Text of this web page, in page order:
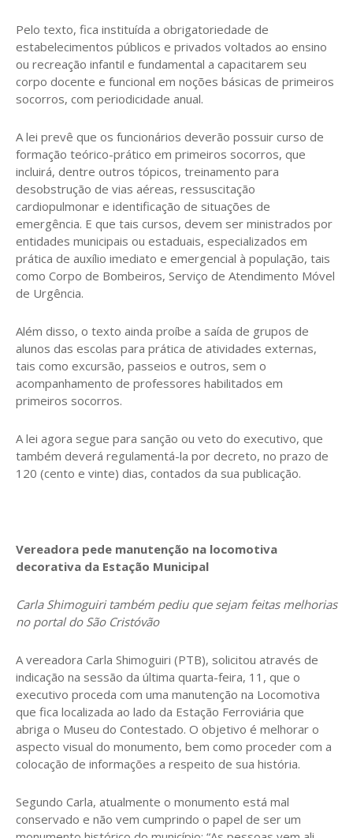
Pelo texto, fica instituída a obrigatoriedade de
estabelecimentos públicos e privados voltados ao ensino
ou recreação infantil e fundamental a capacitarem seu
corpo docente e funcional em noções básicas de primeiros
socorros, com periodicidade anual.
A lei prevê que os funcionários deverão possuir curso de
formação teórico-prático em primeiros socorros, que
incluirá, dentre outros tópicos, treinamento para
desobstrução de vias aéreas, ressuscitação
cardiopulmonar e identificação de situações de
emergência. E que tais cursos, devem ser ministrados por
entidades municipais ou estaduais, especializados em
prática de auxílio imediato e emergencial à população, tais
como Corpo de Bombeiros, Serviço de Atendimento Móvel
de Urgência.
Além disso, o texto ainda proíbe a saída de grupos de
alunos das escolas para prática de atividades externas,
tais como excursão, passeios e outros, sem o
acompanhamento de professores habilitados em
primeiros socorros.
A lei agora segue para sanção ou veto do executivo, que
também deverá regulamentá-la por decreto, no prazo de
120 (cento e vinte) dias, contados da sua publicação.
Vereadora pede manutenção na locomotiva
decorativa da Estação Municipal
Carla Shimoguiri também pediu que sejam feitas melhorias
no portal do São Cristóvão
A vereadora Carla Shimoguiri (PTB), solicitou através de
indicação na sessão da última quarta-feira, 11, que o
executivo proceda com uma manutenção na Locomotiva
que fica localizada ao lado da Estação Ferroviária que
abriga o Museu do Contestado. O objetivo é melhorar o
aspecto visual do monumento, bem como proceder com a
colocação de informações a respeito de sua história.
Segundo Carla, atualmente o monumento está mal
conservado e não vem cumprindo o papel de ser um